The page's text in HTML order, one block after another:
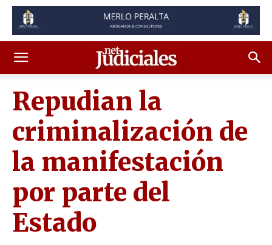
Repudian la
criminalización de
la manifestación
por parte del
Estado